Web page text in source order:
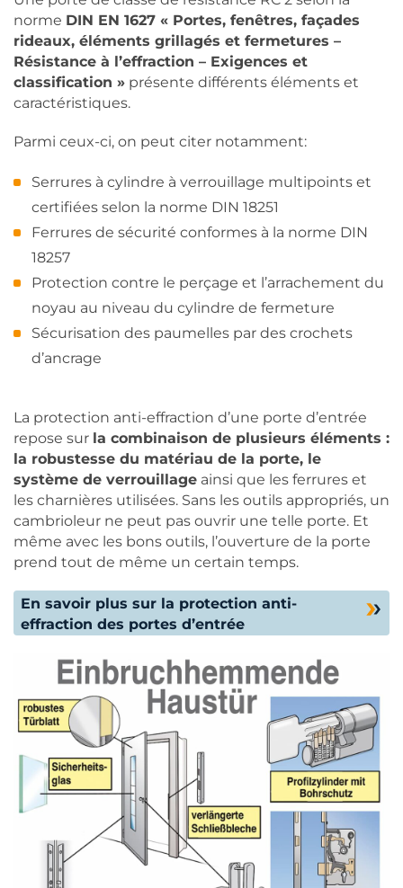
norme DIN EN 1627 « Portes, fenêtres, façades
rideaux, éléments grillagés et fermetures –
Résistance à l’effraction – Exigences et
classification » présente différents éléments et
caractéristiques.
Parmi ceux-ci, on peut citer notamment:
Serrures à cylindre à verrouillage multipoints et
certifiées selon la norme DIN 18251
Ferrures de sécurité conformes à la norme DIN
18257
Protection contre le perçage et l’arrachement du
noyau au niveau du cylindre de fermeture
Sécurisation des paumelles par des crochets
d’ancrage
La protection anti-effraction d’une porte d’entrée
repose sur la combinaison de plusieurs éléments :
la robustesse du matériau de la porte, le
système de verrouillage ainsi que les ferrures et
les charnières utilisées. Sans les outils appropriés, un
cambrioleur ne peut pas ouvrir une telle porte. Et
même avec les bons outils, l’ouverture de la porte
prend tout de même un certain temps.
En savoir plus sur la protection anti-
effraction des portes d’entrée